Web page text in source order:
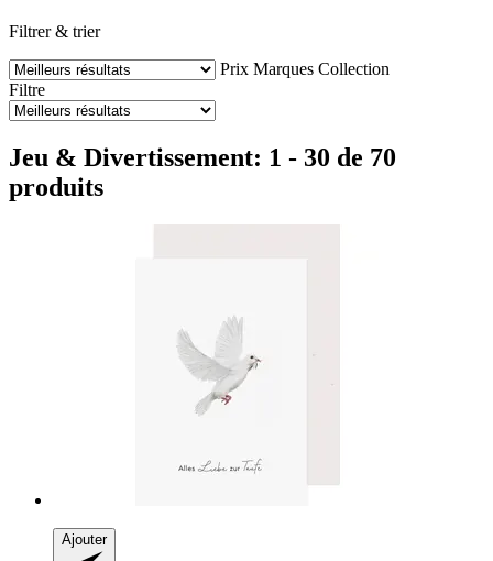
Filtrer & trier
Prix Marques Collection
Filtre
Jeu & Divertissement: 1 - 30 de 70
produits
Ajouter